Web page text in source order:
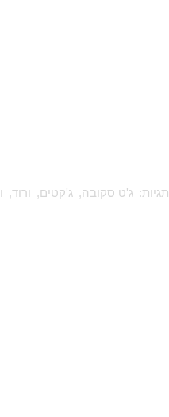
תגיות: ג'ט סקובה, ג'קטים, ורוד,